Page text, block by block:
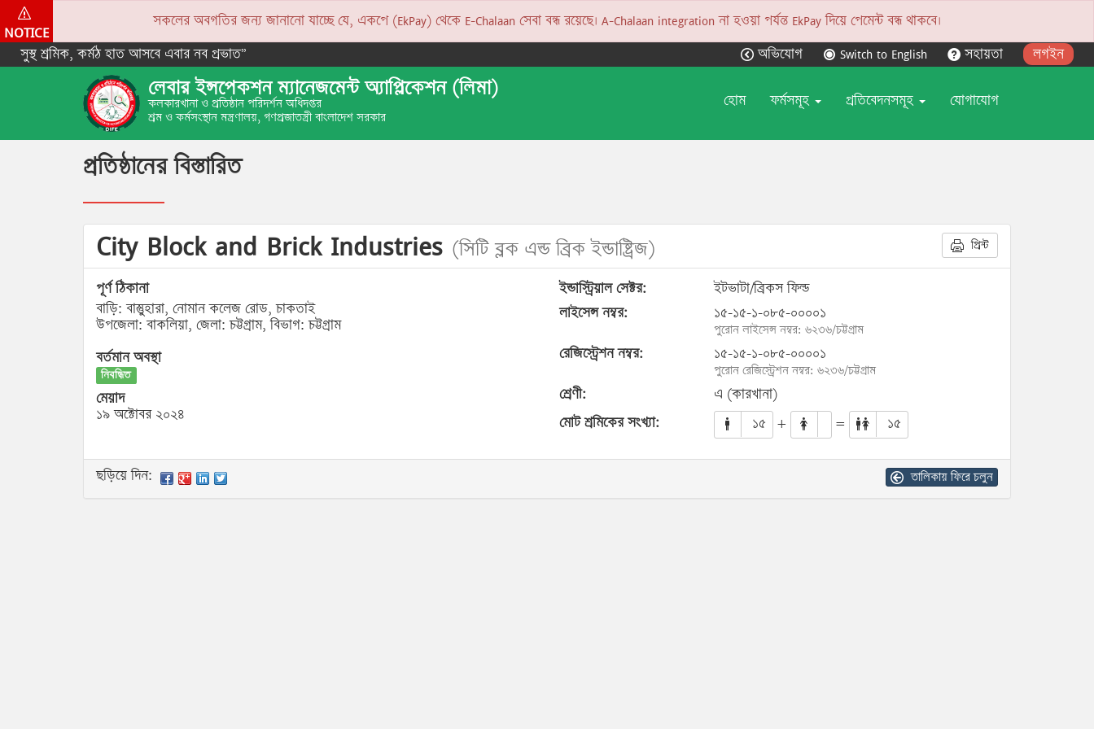
NOTICE
সকলের অবগতির জন্য জানানো যাচ্ছে যে, একপে (EkPay) থেকে E-Chalaan সেবা বন্ধ রয়েছে। A-Chalaan integration না হওয়া পর্যন্ত EkPay দিয়ে পেমেন্ট বন্ধ থাকবে।
সুস্থ শ্রমিক, কর্মঠ হাত আসবে এবার নব প্রভাত”
অভিযোগ Switch to English সহায়তা লগইন
লেবার ইন্সপেকশন ম্যানেজমেন্ট অ্যাপ্লিকেশন (লিমা)
কলকারখানা ও প্রতিষ্ঠান পরিদর্শন অধিদপ্তর
শ্রম ও কর্মসংস্থান মন্ত্রণালয়, গণপ্রজাতন্ত্রী বাংলাদেশ সরকার
হোম ফর্মসমূহ প্রতিবেদনসমূহ যোগাযোগ
প্রতিষ্ঠানের বিস্তারিত
City Block and Brick Industries (সিটি ব্লক এন্ড ব্রিক ইন্ডাষ্ট্রিজ) প্রিন্ট
পূর্ণ ঠিকানা
বাড়ি: বাস্তুুহারা, নোমান কলেজ রোড, চাকতাই
উপজেলা: বাকলিয়া, জেলা: চট্টগ্রাম, বিভাগ: চট্টগ্রাম
বর্তমান অবস্থা
নিবন্ধিত
মেয়াদ
১৯ অক্টোবর ২০২৪
ইন্ডাস্ট্রিয়াল সেক্টর:
ইটভাটা/ব্রিকস ফিল্ড
লাইসেন্স নম্বর:
১৫-১৫-১-০৮৫-০০০০১
পুরোন লাইসেন্স নম্বর: ৬২৩৬/চট্টগ্রাম
রেজিস্ট্রেশন নম্বর: ১৫-১৫-১-০৮৫-০০০০১
পুরোন রেজিস্ট্রেশন নম্বর: ৬২৩৬/চট্টগ্রাম
শ্রেণী:
এ (কারখানা)
মোট শ্রমিকের সংখ্যা:
১৫ + = ১৫
ছড়িয়ে দিন: তালিকায় ফিরে চলুন